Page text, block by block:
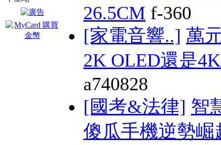
26.5CM f-360
[家電音響..] 萬
2K OLED還是
a740828
[國考&法律] 智
傻瓜手機逆勢崛